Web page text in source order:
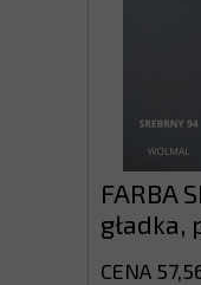
FARBA
gładka,
CENA